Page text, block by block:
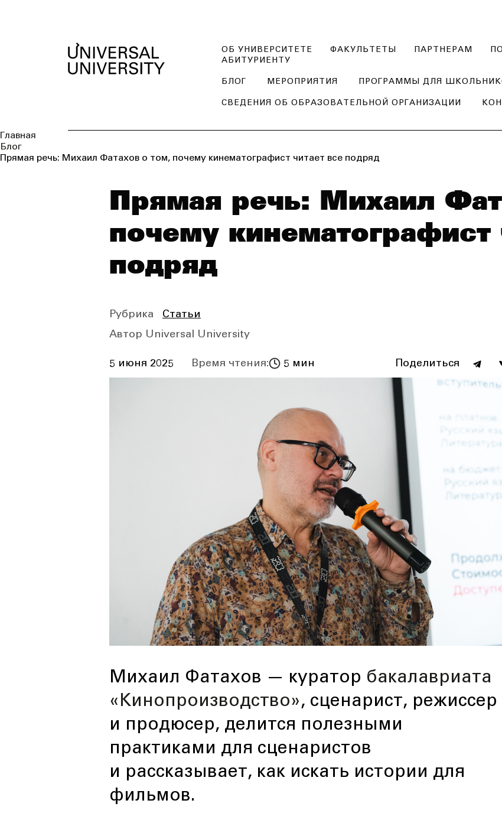
ОБ УНИВЕРСИТЕТЕ ФАКУЛЬТЕТЫ ПАРТНЕРАМ
АБИТУРИЕНТУ
БЛОГ МЕРОПРИЯТИЯ ПРОГРАММЫ ДЛЯ
СВЕДЕНИЯ ОБ ОБРАЗОВАТЕЛЬНОЙ ОРГАНИЗАЦИИ
Главная
Блог
Прямая речь: Михаил Фатахов о том, почему кинематографист читает все подряд
Прямая речь: Михаил
почему кинематографист
подряд
Рубрика
Статьи
Автор Universal University
5 июня 2025 Время чтения: 5 мин Поделиться
Михаил Фатахов — куратор бакалавриата
«Кинопроизводство», сценарист, режиссер
и продюсер, делится полезными
практиками для сценаристов
и рассказывает, как искать истории для
фильмов.